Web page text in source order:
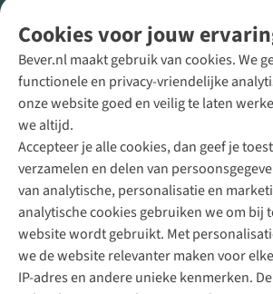
Cookies voor jouw
Bever.nl maakt gebruik van cookies. We
functionele en privacy-vriendelijke
onze website goed en veilig te laten
we altijd.
Accepteer je alle cookies, dan geef je
verzamelen en delen van
van analytische, personalisatie en
analytische cookies gebruiken we om bij
website wordt gebruikt. Met
we de website relevanter maken voor
IP-adres en andere unieke kenmerken.
Direct advies van een Buitenexpert
+31 (0)85 888 50 88
+31 6 12 28 49 80
Contactformulier